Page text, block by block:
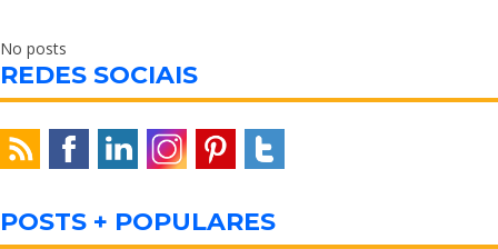
No posts
REDES SOCIAIS
POSTS + POPULARES